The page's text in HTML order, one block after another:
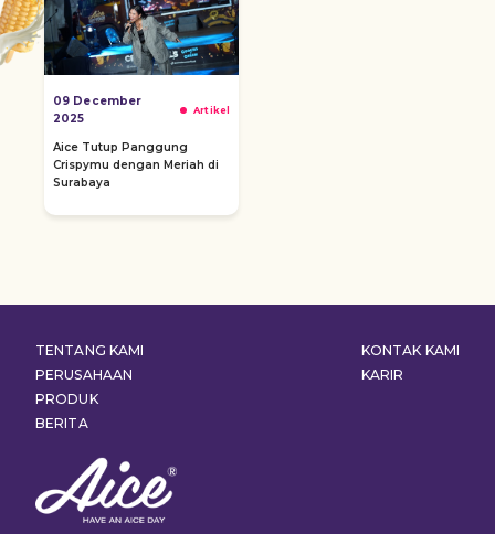
09 December
2025
Artikel
Aice Tutup Panggung
Crispymu dengan Meriah di
Surabaya
TENTANG KAMI
PERUSAHAAN
PRODUK
BERITA
KONTAK KAMI
KARIR